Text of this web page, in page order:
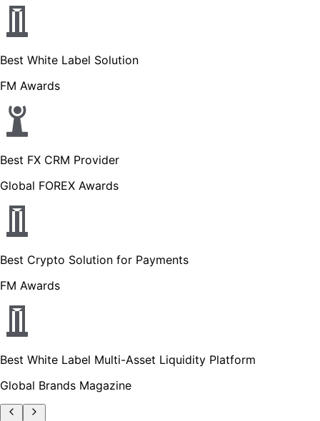
Best White Label Solution
FM Awards
Best FX CRM Provider
Global FOREX Awards
Best Crypto Solution for Payments
FM Awards
Best White Label Multi-Asset Liquidity Platform
Global Brands Magazine